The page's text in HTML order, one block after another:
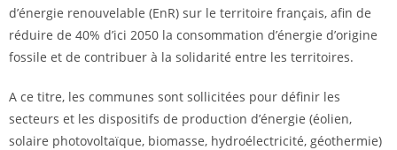
d’énergie renouvelable (EnR) sur le territoire français, afin de
réduire de 40% d’ici 2050 la consommation d’énergie d’origine
fossile et de contribuer à la solidarité entre les territoires.
A ce titre, les communes sont sollicitées pour définir les
secteurs et les dispositifs de production d’énergie (éolien,
solaire photovoltaïque, biomasse, hydroélectricité, géothermie)